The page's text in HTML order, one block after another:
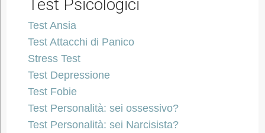
Test Psicologici
Test Ansia
Test Attacchi di Panico
Stress Test
Test Depressione
Test Fobie
Test Personalità: sei ossessivo?
Test Personalità: sei Narcisista?